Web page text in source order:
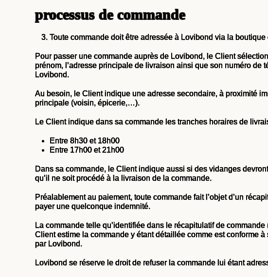
processus de commande
Toute commande doit être adressée à Lovibond via la
Pour passer une commande auprès de Lovibond, le Client
prénom, l’adresse principale de livraison ainsi que son numéro
Lovibond.
Au besoin, le Client indique une adresse secondaire, à proximité
principale (voisin, épicerie,…).
Le Client indique dans sa commande les tranches horaires de
Entre 8h30 et 18h00
Entre 17h00 et 21h00
Dans sa commande, le Client indique aussi si des vidanges
qu’il ne soit procédé à la livraison de la commande.
Préalablement au paiement, toute commande fait l’objet d’un
payer une quelconque indemnité.
La commande telle qu’identifiée dans le récapitulatif de
Client estime la commande y étant détaillée comme est conforme
par Lovibond.
Lovibond se réserve le droit de refuser la commande lui étant